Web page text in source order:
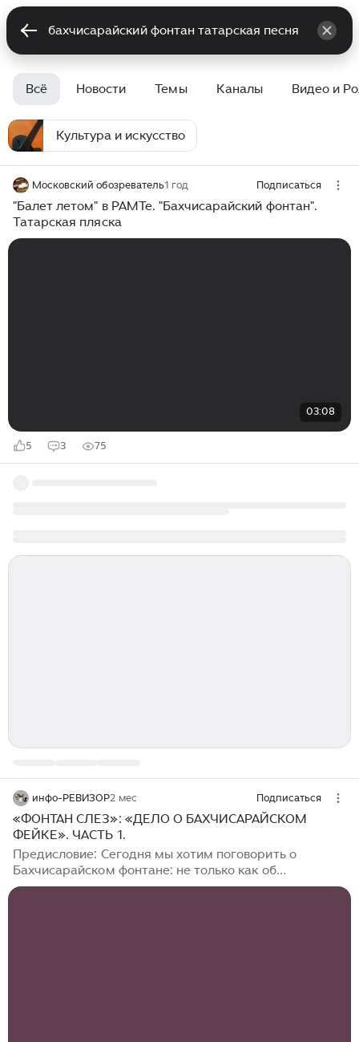
Всё Новости Темы Каналы Видео и
Культура и искусство
Московский обозреватель1 год Подписаться
"Балет летом" в РАМТе. "Бахчисарайский фонтан".
Татарская пляска
03:08
5 3 75
инфо-РЕВИЗОР2 мес Подписаться
«ФОНТАН СЛЕЗ»: «ДЕЛО О БАХЧИСАРАЙСКОМ
ФЕЙКЕ». ЧАСТЬ 1.
Предисловие: Сегодня мы хотим поговорить о
Бахчисарайском фонтане: не только как об
архитектурном памятнике мусульманского